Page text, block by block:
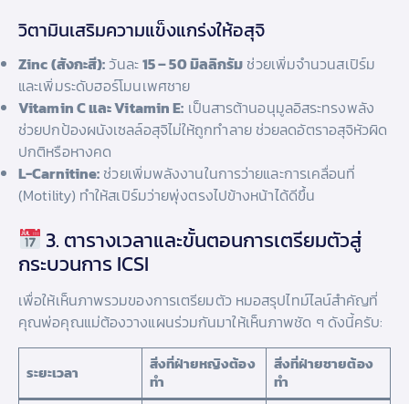
วิตามินเสริมความแข็งแกร่งให้อสุจิ
Zinc (สังกะสี): วันละ15 – 50 มิลลิกรัม ช่วยเพิ่มจำนวนสเปิร์ม
และเพิ่มระดับฮอร์โมนเพศชาย
Vitamin C และ Vitamin E: เป็นสารต้านอนุมูลอิสระทรงพลัง
ช่วยปกป้องผนังเซลล์อสุจิไม่ให้ถูกทำลาย ช่วยลดอัตราอสุจิหัวผิด
ปกติหรือหางคด
L-Carnitine: ช่วยเพิ่มพลังงานในการว่ายและการเคลื่อนที่
(Motility) ทำให้สเปิร์มว่ายพุ่งตรงไปข้างหน้าได้ดีขึ้น
3. ตารางเวลาและขั้นตอนการเตรียมตัวสู่
กระบวนการ ICSI
เพื่อให้เห็นภาพรวมของการเตรียมตัว หมอสรุปไทม์ไลน์สำคัญที่
คุณพ่อคุณแม่ต้องวางแผนร่วมกันมาให้เห็นภาพชัด ๆ ดังนี้ครับ:
ระยะเวลา
สิ่งที่ฝ่ายหญิงต้อง
ทำ
สิ่งที่ฝ่ายชายต้อง
ทำ